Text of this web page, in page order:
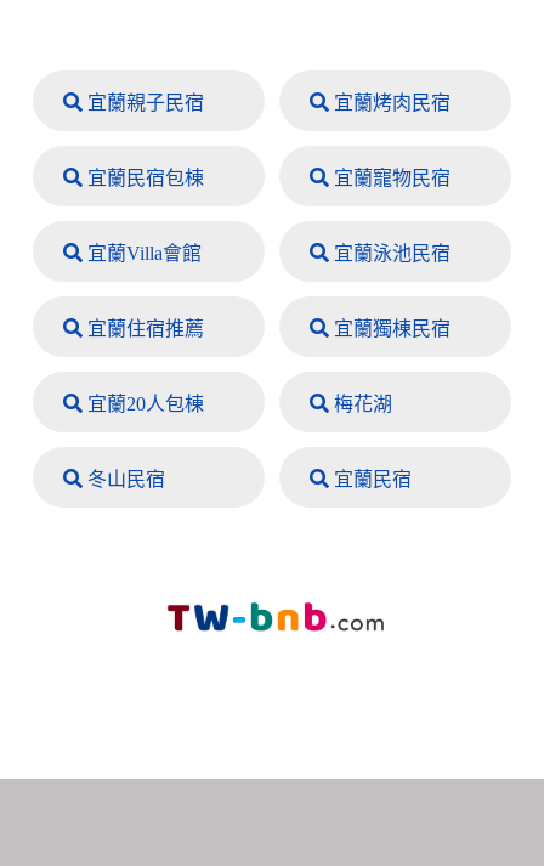
宜蘭親子民宿 宜蘭烤肉民宿
宜蘭民宿包棟 宜蘭寵物民宿
宜蘭Villa會館 宜蘭泳池民宿
宜蘭住宿推薦 宜蘭獨棟民宿
宜蘭20人包棟 梅花湖
冬山民宿 宜蘭民宿